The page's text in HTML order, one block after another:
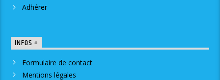
Adhérer
INFOS +
Formulaire de contact
Mentions légales